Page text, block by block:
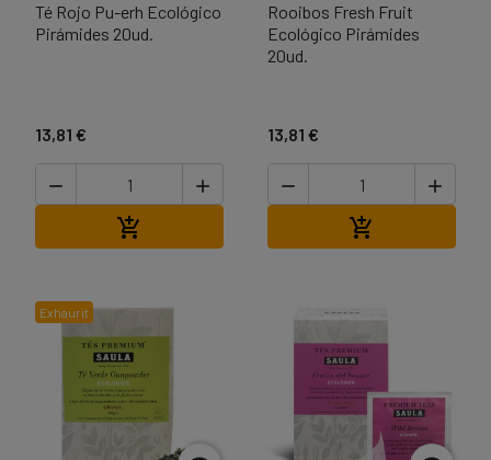
Té Rojo Pu-erh Ecológico
Pirámides 20ud.
13,81 €
 

Rooibos Fresh Fruit
Ecológico Pirámides
20ud.
13,81 €
 

Exhaurit